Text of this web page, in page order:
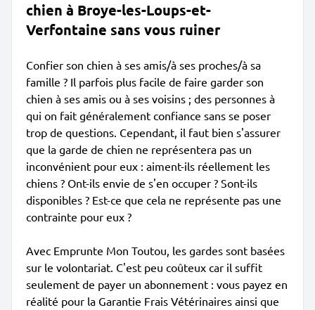
chien à Broye-les-Loups-et-
Verfontaine sans vous ruiner
Confier son chien à ses amis/à ses proches/à sa
famille ? Il parfois plus facile de faire garder son
chien à ses amis ou à ses voisins ; des personnes à
qui on fait généralement confiance sans se poser
trop de questions. Cependant, il faut bien s'assurer
que la garde de chien ne représentera pas un
inconvénient pour eux : aiment-ils réellement les
chiens ? Ont-ils envie de s'en occuper ? Sont-ils
disponibles ? Est-ce que cela ne représente pas une
contrainte pour eux ?
Avec Emprunte Mon Toutou, les gardes sont basées
sur le volontariat. C'est peu coûteux car il suffit
seulement de payer un abonnement : vous payez en
réalité pour la Garantie Frais Vétérinaires ainsi que